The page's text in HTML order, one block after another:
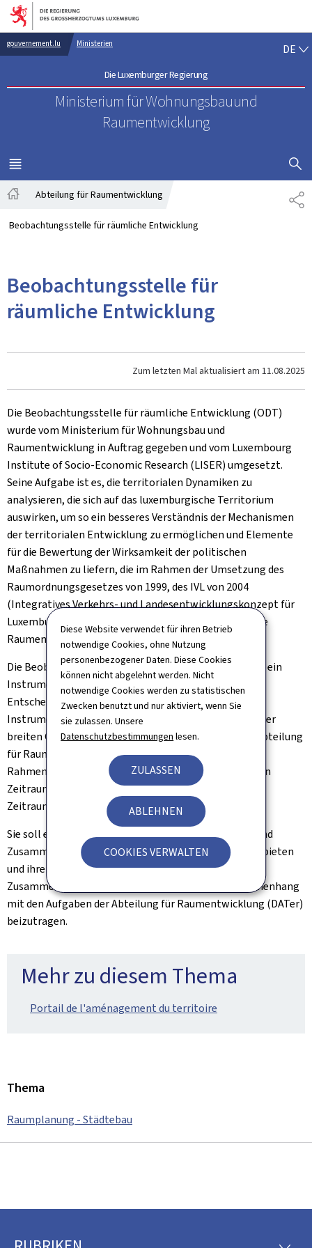
Diese Website verwendet für ihren Betrieb
notwendige Cookies, ohne Nutzung
personenbezogener Daten. Diese Cookies
können nicht abgelehnt werden. Nicht
notwendige Cookies werden zu statistischen
Zwecken benutzt und nur aktiviert, wenn Sie
sie zulassen. Unsere
Datenschutzbestimmungen lesen.
ZULASSEN
ABLEHNEN
COOKIES VERWALTEN
Zur Hauptnavigation
Zum Inhalt
gouvernement.lu Ministerien
Die Luxemburger Regierung
Ministerium für Wohnungsbauund
Raumentwicklung
DE
MENÜ
HAUPT-
Abteilung für Raumentwicklung
Beobachtungsstelle für räumliche Entwicklung
Beobachtungsstelle für
räumliche Entwicklung
Zum letzten Mal aktualisiert am 11.08.2025
Die Beobachtungsstelle für räumliche Entwicklung (ODT)
wurde vom Ministerium für Wohnungsbau und
Raumentwicklung in Auftrag gegeben und vom Luxembourg
Institute of Socio-Economic Research (LISER) umgesetzt.
Seine Aufgabe ist es, die territorialen Dynamiken zu
analysieren, die sich auf das luxemburgische Territorium
auswirken, um so ein besseres Verständnis der Mechanismen
der territorialen Entwicklung zu ermöglichen und Elemente
für die Bewertung der Wirksamkeit der politischen
Maßnahmen zu liefern, die im Rahmen der Umsetzung des
Raumordnungsgesetzes von 1999, des IVL von 2004
(Integratives Verkehrs- und Landesentwicklungskonzept für
Luxemburg) und des Nationalen Leitprogramms für die
Raumentwicklung von 2003.
Die Beobachtungsstelle für räumliche Entwicklung ist ein
Instrument zur Unterstützung der
Entscheidungsfindung. Wichtig ist auch, dass sie als
Instrument zur Kommunikation und Sensibilisierung der
breiten Öffentlichkeit dient. Im Jahr 2018 haben die Abteilung
für Raumentwicklung (DATer) und das LISER eine neue
Rahmenvereinbarung über die Zusammenarbeit für den
Zeitraum 2018-2023 geschlossen. Diese wurde für den
Zeitraum 2024-2027 verlängert.
Sie soll einen harmonisierten Rahmen für die Arbeit und
Zusammenarbeit zwischen dem LISER und dem Staat bieten
und ihren Willen bekräftigen, durch ihre Arbeit und
Zusammenarbeit zur Erreichung der Ziele im Zusammenhang
mit den Aufgaben der Abteilung für Raumentwicklung (DATer)
beizutragen.
Mehr zu diesem Thema
Portail de l'aménagement du territoire
Thema
Raumplanung - Städtebau